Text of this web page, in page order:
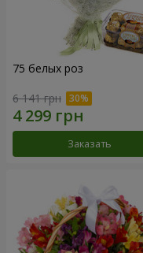
75 белых роз
6 141 грн
Заказать